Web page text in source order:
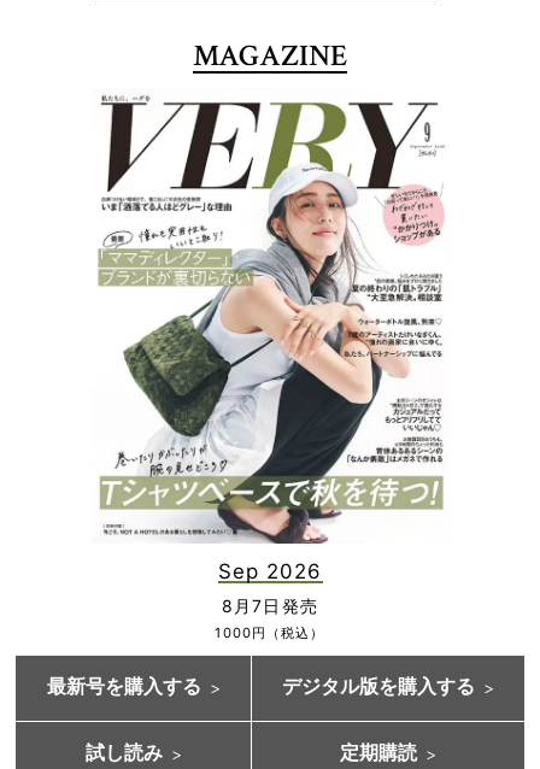
MAGAZINE
Sep 2026
8月7日発売
1000円（税込）
最新号を購入する デジタル版を購入する
試し読み 定期購読